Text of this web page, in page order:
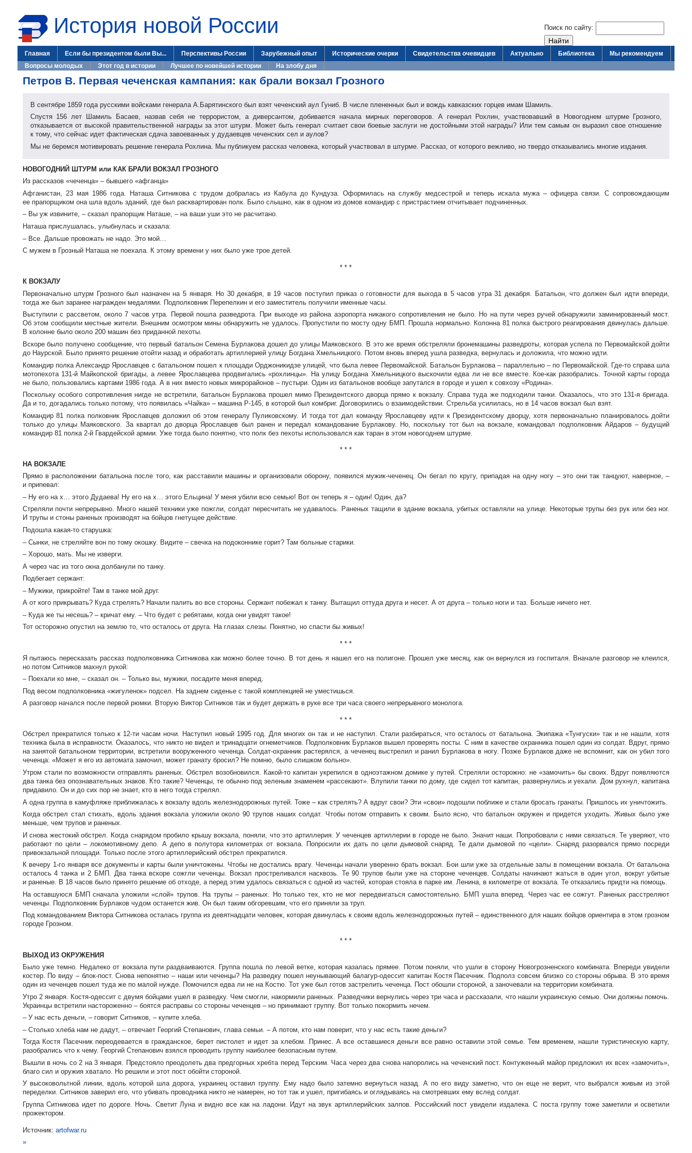
Поиск по сайту:
История новой России
Главная Если бы президентом были Вы... Перспективы России Зарубежный опыт Исторические очерки Свидетельства очевидцев Актуально Библиотека
Мы рекомендуем
Вопросы молодых
Этот год в истории Лучшее по новейшей истории На злобу дня
Петров В. Первая чеченская кампания: как брали вокзал Грозного
В сентябре 1859 года русскими войсками генерала А.Барятинского был взят чеченский аул Гуниб. В числе плененных был и вождь кавказских горцев имам Шамиль.
Спустя 156 лет Шамиль Басаев, назвав себя не террористом, а диверсантом, добивается начала мирных переговоров. А генерал Рохлин, участвовавший в Новогоднем штурме Грозного,
отказывается от высокой правительственной награды за этот штурм. Может быть генерал считает свои боевые заслуги не достойными этой награды? Или тем самым он выразил свое отношение
к тому, что сейчас идет фактическая сдача завоеванных у дудаевцев чеченских сел и аулов?
Мы не беремся мотивировать решение генерала Рохлина. Мы публикуем рассказ человека, который участвовал в штурме. Рассказ, от которого вежливо, но твердо отказывались многие издания.
НОВОГОДНИЙ ШТУРМ или КАК БРАЛИ ВОКЗАЛ ГРОЗНОГО
Из рассказов «чеченца» – бывшего «афганца»
Афганистан, 23 мая 1986 года. Наташа Ситникова с трудом добралась из Кабула до Кундуза. Оформилась на службу медсестрой и теперь искала мужа – офицера связи. С сопровождающим
ее прапорщиком она шла вдоль зданий, где был расквартирован полк. Было слышно, как в одном из домов командир с пристрастием отчитывает подчиненных.
– Вы уж извините, – сказал прапорщик Наташе, – на ваши уши это не расчитано.
Наташа прислушалась, улыбнулась и сказала:
– Все. Дальше провожать не надо. Это мой…
С мужем в Грозный Наташа не поехала. К этому времени у них было уже трое детей.
* * *
К ВОКЗАЛУ
Первоначально штурм Грозного был назначен на 5 января. Но 30 декабря, в 19 часов поступил приказ о готовности для выхода в 5 часов утра 31 декабря. Батальон, что должен был идти впереди,
тогда же был заранее награжден медалями. Подполковник Перепелкин и его заместитель получили именные часы.
Выступили с рассветом, около 7 часов утра. Первой пошла разведрота. При выходе из района аэропорта никакого сопротивления не было. Но на пути через ручей обнаружили заминированный мост.
Об этом сообщили местные жители. Внешним осмотром мины обнаружить не удалось. Пропустили по мосту одну БМП. Прошла нормально. Колонна 81 полка быстрого реагирования двинулась дальше.
В колонне было около 200 машин без приданной пехоты.
Вскоре было получено сообщение, что первый батальон Семена Бурлакова дошел до улицы Маяковского. В это же время обстреляли бронемашины разведроты, которая успела по Первомайской дойти
до Наурской. Было принято решение отойти назад и обработать артиллерией улицу Богдана Хмельницкого. Потом вновь вперед ушла разведка, вернулась и доложила, что можно идти.
Командир полка Александр Ярославцев с батальоном пошел к площади Орджоникидзе улицей, что была левее Первомайской. Батальон Бурлакова – параллельно – по Первомайской. Где-тосправа шла
мотопехота 131-йМайкопской бригады, а левее Ярославцева продвигались «рохлинцы». На улицу Богдана Хмельницкого выскочили едва ли не все вместе. Кое-как разобрались. Точной карты города
не было, пользовались картами 1986 года. А в них вместо новых микрорайонов – пустыри. Один из батальонов вообще запутался в городе и ушел к совхозу «Родина».
Поскольку особого сопротивления нигде не встретили, батальон Бурлакова прошел мимо Президентского дворца прямо к вокзалу. Справа туда же подходили танки. Оказалось, что это 131-я бригада.
Да и то, догадались только потому, что появилась «Чайка» – машина Р-145, в которой был комбриг. Договорились о взаимодействии. Стрельба усилилась, но в 14 часов вокзал был взят.
Командир 81 полка полковник Ярославцев доложил об этом генералу Пуликовскому. И тогда тот дал команду Ярославцеву идти к Президентскому дворцу, хотя первоначально планировалось дойти
только до улицы Маяковского. За квартал до дворца Ярославцев был ранен и передал командование Бурлакову. Но, поскольку тот был на вокзале, командовал подполковник Айдаров – будущий
командир 81 полка 2-йГвардейской армии. Уже тогда было понятно, что полк без пехоты использовался как таран в этом новогоднем штурме.
* * *
НА ВОКЗАЛЕ
Прямо в расположении батальона после того, как расставили машины и организовали оборону, появился мужик-чеченец. Он бегал по кругу, припадая на одну ногу – это они так танцуют, наверное, –
и припевал:
– Ну его на х… этого Дудаева! Ну его на х… этого Ельцина! У меня убили всю семью! Вот он теперь я – один! Один, да?
Стреляли почти непрерывно. Много нашей техники уже пожгли, солдат пересчитать не удавалось. Раненых тащили в здание вокзала, убитых оставляли на улице. Некоторые трупы без рук или без ног.
И трупы и стоны раненых производят на бойцов гнетущее действие.
Подошла какая-тостарушка:
– Сынки, не стреляйте вон по тому окошку. Видите – свечка на подоконнике горит? Там больные старики.
– Хорошо, мать. Мы не изверги.
А через час из того окна долбанули по танку.
Подбегает сержант:
– Мужики, прикройте! Там в танке мой друг.
А от кого прикрывать? Куда стрелять? Начали палить во все стороны. Сержант побежал к танку. Вытащил оттуда друга и несет. А от друга – только ноги и таз. Больше ничего нет.
– Куда же ты несешь? – кричат ему. – Что будет с ребятами, когда они увидят такое!
Тот осторожно опустил на землю то, что осталось от друга. На глазах слезы. Понятно, но спасти бы живых!
* * *
Я пытаюсь пересказать рассказ подполковника Ситникова как можно более точно. В тот день я нашел его на полигоне. Прошел уже месяц, как он вернулся из госпиталя. Вначале разговор не клеился,
но потом Ситников махнул рукой:
– Поехали ко мне, – сказал он. – Только вы, мужики, посадите меня вперед.
Под весом подполковника «жигуленок» подсел. На заднем сиденье с такой комплекцией не уместишься.
А разговор начался после первой рюмки. Вторую Виктор Ситников так и будет держать в руке все три часа своего непрерывного монолога.
* * *
Обстрел прекратился только к 12-ти часам ночи. Наступил новый 1995 год. Для многих он так и не наступил. Стали разбираться, что осталось от батальона. Экипажа «Тунгуски» так и не нашли, хотя
техника была в исправности. Оказалось, что никто не видел и тринадцати огнеметчиков. Подполковник Бурлаков вышел проверять посты. С ним в качестве охранника пошел один из солдат. Вдруг, прямо
на занятой батальоном территории, встретили вооруженного чеченца.Солдат-охранник растерялся, а чеченец выстрелил и ранил Бурлакова в ногу. Позже Бурлаков даже не вспомнит, как он убил того
чеченца: «Может я его из автомата замочил, может гранату бросил? Не помню, было слишком больно».
Утром стали по возможности отправлять раненых. Обстрел возобновился. Какой-то капитан укрепился в одноэтажном домике у путей. Стреляли осторожно: не «замочить» бы своих. Вдруг появляются
два танка без опознавательных знаков. Кто такие? Чеченцы, те обычно под зеленым знаменем «рассекают». Влупили танки по дому, где сидел тот капитан, развернулись и уехали. Дом рухнул, капитана
придавило. Он и до сих пор не знает, кто в него тогда стрелял.
А одна группа в камуфляже приближалась к вокзалу вдоль железнодорожных путей. Тоже – как стрелять? А вдруг свои? Эти «свои» подошли поближе и стали бросать гранаты. Пришлось их уничтожить.
Когда обстрел стал стихать, вдоль здания вокзала уложили около 90 трупов наших солдат. Чтобы потом отправить к своим. Было ясно, что батальон окружен и придется уходить. Живых было уже
меньше, чем трупов и раненых.
И снова жестокий обстрел. Когда снарядом пробило крышу вокзала, поняли, что это артиллерия. У чеченцев артиллерии в городе не было. Значит наши. Попробовали с ними связаться. Те уверяют, что
работают по цели – локомотивному депо. А депо в полутора километрах от вокзала. Попросили их дать по цели дымовой снаряд. Те дали дымовой по «цели». Снаряд разорвался прямо посреди
привокзальной площади. Только после этого артиллерийский обстрел прекратился.
К вечеру 1-гоянваря все документы и карты были уничтожены. Чтобы не достались врагу. Чеченцы начали уверенно брать вокзал. Бои шли уже за отдельные залы в помещении вокзала. От батальона
осталось 4 танка и 2 БМП. Два танка вскоре сожгли чеченцы. Вокзал простреливался насквозь. Те 90 трупов были уже на стороне чеченцев. Солдаты начинают жаться в один угол, вокруг убитые
и раненые. В 18 часов было принято решение об отходе, а перед этим удалось связаться с одной из частей, которая стояла в парке им. Ленина, в километре от вокзала. Те отказались придти на помощь.
На оставшуюся БМП сначала уложили «слой» трупов. На трупы – раненых. Но только тех, кто не мог передвигаться самостоятельно. БМП ушла вперед. Через час ее сожгут. Раненых расстреляют
чеченцы. Подполковник Бурлаков чудом останется жив. Он был таким обгоревшим, что его приняли за труп.
Под командованием Виктора Ситникова осталась группа из девятнадцати человек, которая двинулась к своим вдоль железнодорожных путей – единственного для наших бойцов ориентира в этом грозном
городе Грозном.
* * *
ВЫХОД ИЗ ОКРУЖЕНИЯ
Было уже темно. Недалеко от вокзала пути раздваиваются. Группа пошла по левой ветке, которая казалась прямее. Потом поняли, что ушли в сторону Новогрозненского комбината. Впереди увидели
костер. По виду – блок-пост. Снова непонятно – наши или чеченцы? На разведку пошел неунывающийбалагур-одессит капитан Костя Пасечник. Подполз совсем близко со стороны обрыва. В это время
один из чеченцев пошел туда же по малой нужде. Помочился едва ли не на Костю. Тот уже был готов застрелить чеченца. Пост обошли стороной, а заночевали на территории комбината.
Утро 2 января. Костя-одессит с двумя бойцами ушел в разведку. Чем смогли, накормили раненых. Разведчики вернулись через три часа и рассказали, что нашли украинскую семью. Они должны помочь.
Украинцы встретили настороженно – боятся расправы со стороны чеченцев – но принимают группу. Вот только покормить нечем.
– У нас есть деньги, – говорит Ситников, – купите хлеба.
– Столько хлеба нам не дадут, – отвечает Георгий Степанович, глава семьи. – А потом, кто нам поверит, что у нас есть такие деньги?
Тогда Костя Пасечник переодевается в гражданское, берет пистолет и идет за хлебом. Принес. А все оставшиеся деньги все равно оставили этой семье. Тем временем, нашли туристическую карту,
разобрались что к чему. Георгий Степанович взялся проводить группу наиболее безопасным путем.
Вышли в ночь со 2 на 3 января. Предстояло преодолеть два предгорных хребта перед Терским. Часа через два снова напоролись на чеченский пост. Контуженный майор предложил их всех «замочить»,
благо сил и оружия хватало. Но решили и этот пост обойти стороной.
У высоковольтной линии, вдоль которой шла дорога, украинец оставил группу. Ему надо было затемно вернуться назад. А по его виду заметно, что он еще не верит, что выбрался живым из этой
переделки. Ситников заверил его, что убивать проводника никто не намерен, но тот так и ушел, пригибаясь и оглядываясь на смотревших ему вслед солдат.
Группа Ситникова идет по дороге. Ночь. Светит Луна и видно все как на ладони. Идут на звук артиллерийских залпов. Российский пост увидели издалека. С поста группу тоже заметили и осветили
прожектором.
Источник: artofwar.ru
»